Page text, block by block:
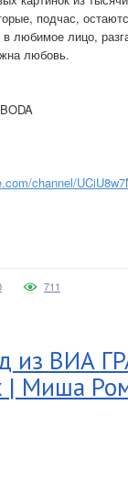
подчас,
любимое лицо,
любовь.
channel/
711
из ВИА
| Миша